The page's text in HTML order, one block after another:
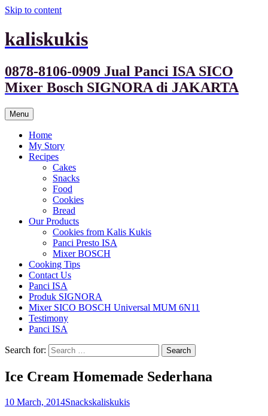
Skip to content
kaliskukis
0878-8106-0909 Jual Panci ISA SICO
Mixer Bosch SIGNORA di JAKARTA
Menu
Home
My Story
Recipes
Cakes
Snacks
Food
Cookies
Bread
Our Products
Cookies from Kalis Kukis
Panci Presto ISA
Mixer BOSCH
Cooking Tips
Contact Us
Panci ISA
Produk SIGNORA
Mixer SICO BOSCH Universal MUM 6N11
Testimony
Panci ISA
Search for:
Ice Cream Homemade Sederhana
10 March, 2014Snackskaliskukis